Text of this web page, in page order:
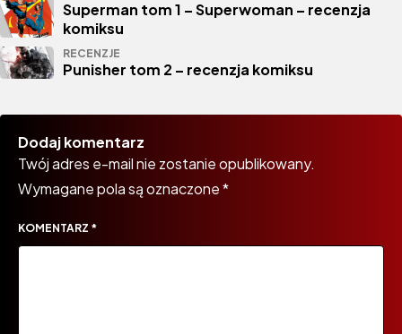
Superman tom 1 – Superwoman – recenzja
komiksu
RECENZJE
Punisher tom 2 – recenzja komiksu
Dodaj komentarz
Twój adres e-mail nie zostanie opublikowany.
Wymagane pola są oznaczone*
KOMENTARZ *